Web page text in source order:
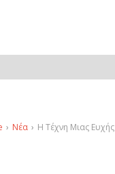
› Νέα › H Τέχνη Μιας Ευχής